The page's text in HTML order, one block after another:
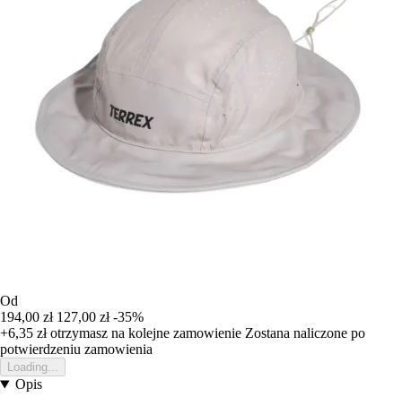
Od
194,00 zł 127,00 zł -35%
+6,35 złotrzymasz na kolejne zamowienie Zostana naliczone po
potwierdzeniu zamowienia
Loading...
Opis